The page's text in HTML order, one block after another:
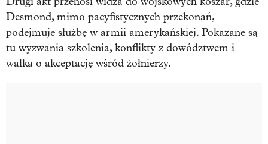
Desmond, mimo pacyfistycznych przekonań,
podejmuje służbę w armii amerykańskiej. Pokazane są
tu wyzwania szkolenia, konflikty z dowództwem i
walka o akceptację wśród żołnierzy.